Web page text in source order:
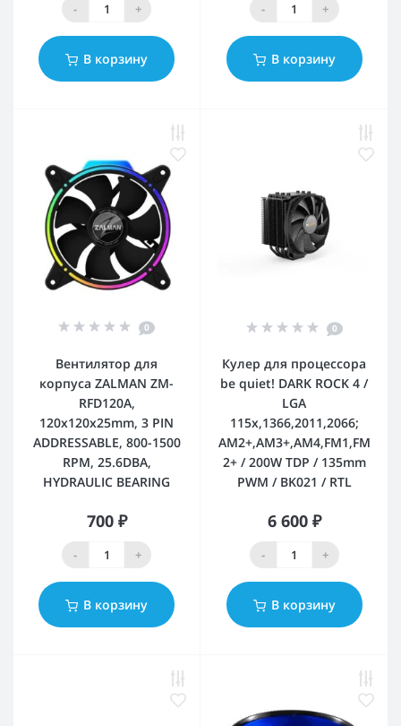
- +
В корзину
- +
В корзину
0
Вентилятор для
корпуса ZALMAN ZM-
RFD120A,
120x120x25mm, 3 PIN
ADDRESSABLE, 800-1500
RPM, 25.6DBA,
HYDRAULIC BEARING
700 ₽
- +
В корзину
0
Кулер для процессора
be quiet! DARK ROCK 4 /
LGA
115x,1366,2011,2066;
AM2+,AM3+,AM4,FM1,FM
2+ / 200W TDP / 135mm
PWM / BK021 / RTL
6 600 ₽
- +
В корзину